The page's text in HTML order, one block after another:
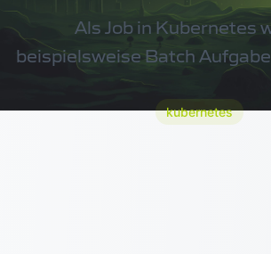
Als Job in Kubernetes
beispielsweise Batch
kubernetes